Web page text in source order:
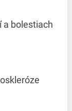
a bolestiach